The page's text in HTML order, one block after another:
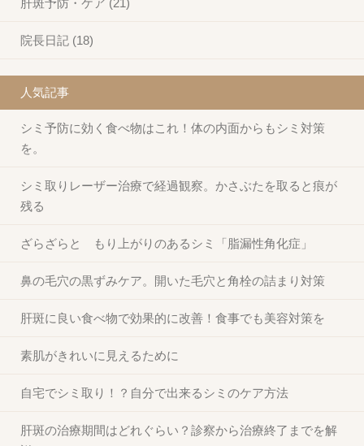
肝斑予防・ケア (21)
院長日記 (18)
人気記事
シミ予防に効く食べ物はこれ！体の内面からもシミ対策
を。
シミ取りレーザー治療で経過観察。かさぶたを取ると痕が
残る
ざらざらと もり上がりのあるシミ「脂漏性角化症」
鼻の毛穴の黒ずみケア。開いた毛穴と角栓の詰まり対策
肝斑に良い食べ物で効果的に改善！食事でも美容対策を
素肌がきれいに見えるために
自宅でシミ取り！？自分で出来るシミのケア方法
肝斑の治療期間はどれぐらい？診察から治療終了までを解